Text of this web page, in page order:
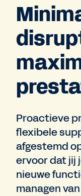
Proactieve
flexibele
afgestemd
ervoor dat jij
nieuwe
managen